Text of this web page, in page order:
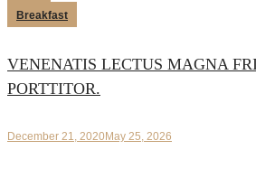
Breakfast
VENENATIS LECTUS MAGNA
PORTTITOR.
December 21, 2020May 25, 2026